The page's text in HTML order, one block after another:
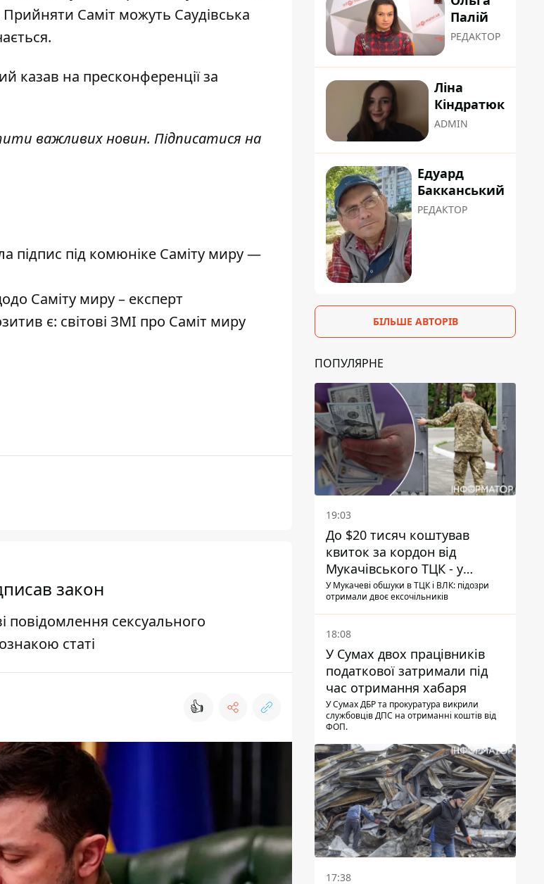
Саміт можуть Саудівська
казав на пресконференції за
важливих новин. Підписатися на
підпис під комюніке Саміту миру —
Саміту миру – експерт
є: світові ЗМІ про Саміт миру
закон
повідомлення сексуального
статі
👍
Палій
РЕДАКТОР
Ліна
Кіндратюк
ADMIN
Едуард
Бакканський
РЕДАКТОР
БІЛЬШЕ АВТОРІВ
ПОПУЛЯРНЕ
19:03
До $20 тисяч коштував
квиток за кордон від
Мукачівського ТЦК - у
гучній справі перші підозри
отримали двоє колишніх
керівників
У Мукачеві обшуки в ТЦК і ВЛК: підозри
отримали двоє ексочільників
18:08
У Сумах двох працівників
податкової затримали під
час отримання хабаря
У Сумах ДБР та прокуратура викрили
службовців ДПС на отриманні коштів від
ФОП.
17:38